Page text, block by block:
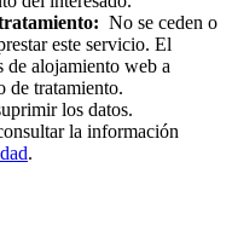
No se ceden o
este servicio. El
de alojamiento web a
de tratamiento.
los datos.
la información
.